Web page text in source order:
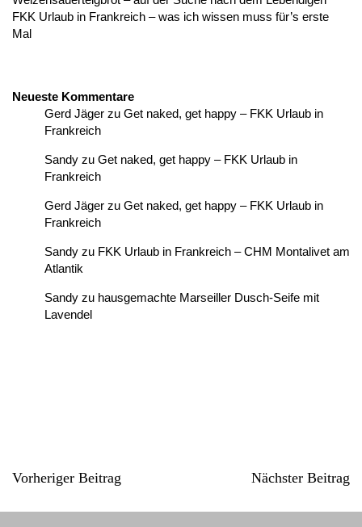
FKK Urlaub in Frankreich – was ich wissen muss für’s erste
Mal
Neueste Kommentare
Gerd Jäger zu Get naked, get happy – FKK Urlaub in
Frankreich
Sandy zu Get naked, get happy – FKK Urlaub in
Frankreich
Gerd Jäger zu Get naked, get happy – FKK Urlaub in
Frankreich
Sandy zu FKK Urlaub in Frankreich – CHM Montalivet am
Atlantik
Sandy zu hausgemachte Marseiller Dusch-Seife mit
Lavendel
Vorheriger Beitrag Nächster Beitrag